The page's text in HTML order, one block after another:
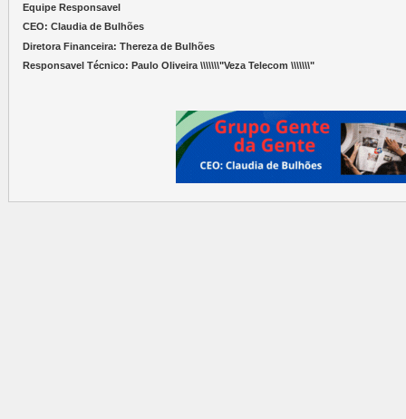
Equipe Responsavel
CEO: Claudia de Bulhões
Diretora Financeira: Thereza de Bulhões
Responsavel Técnico: Paulo Oliveira \\\\\\\"Veza Telecom \\\\\\\"